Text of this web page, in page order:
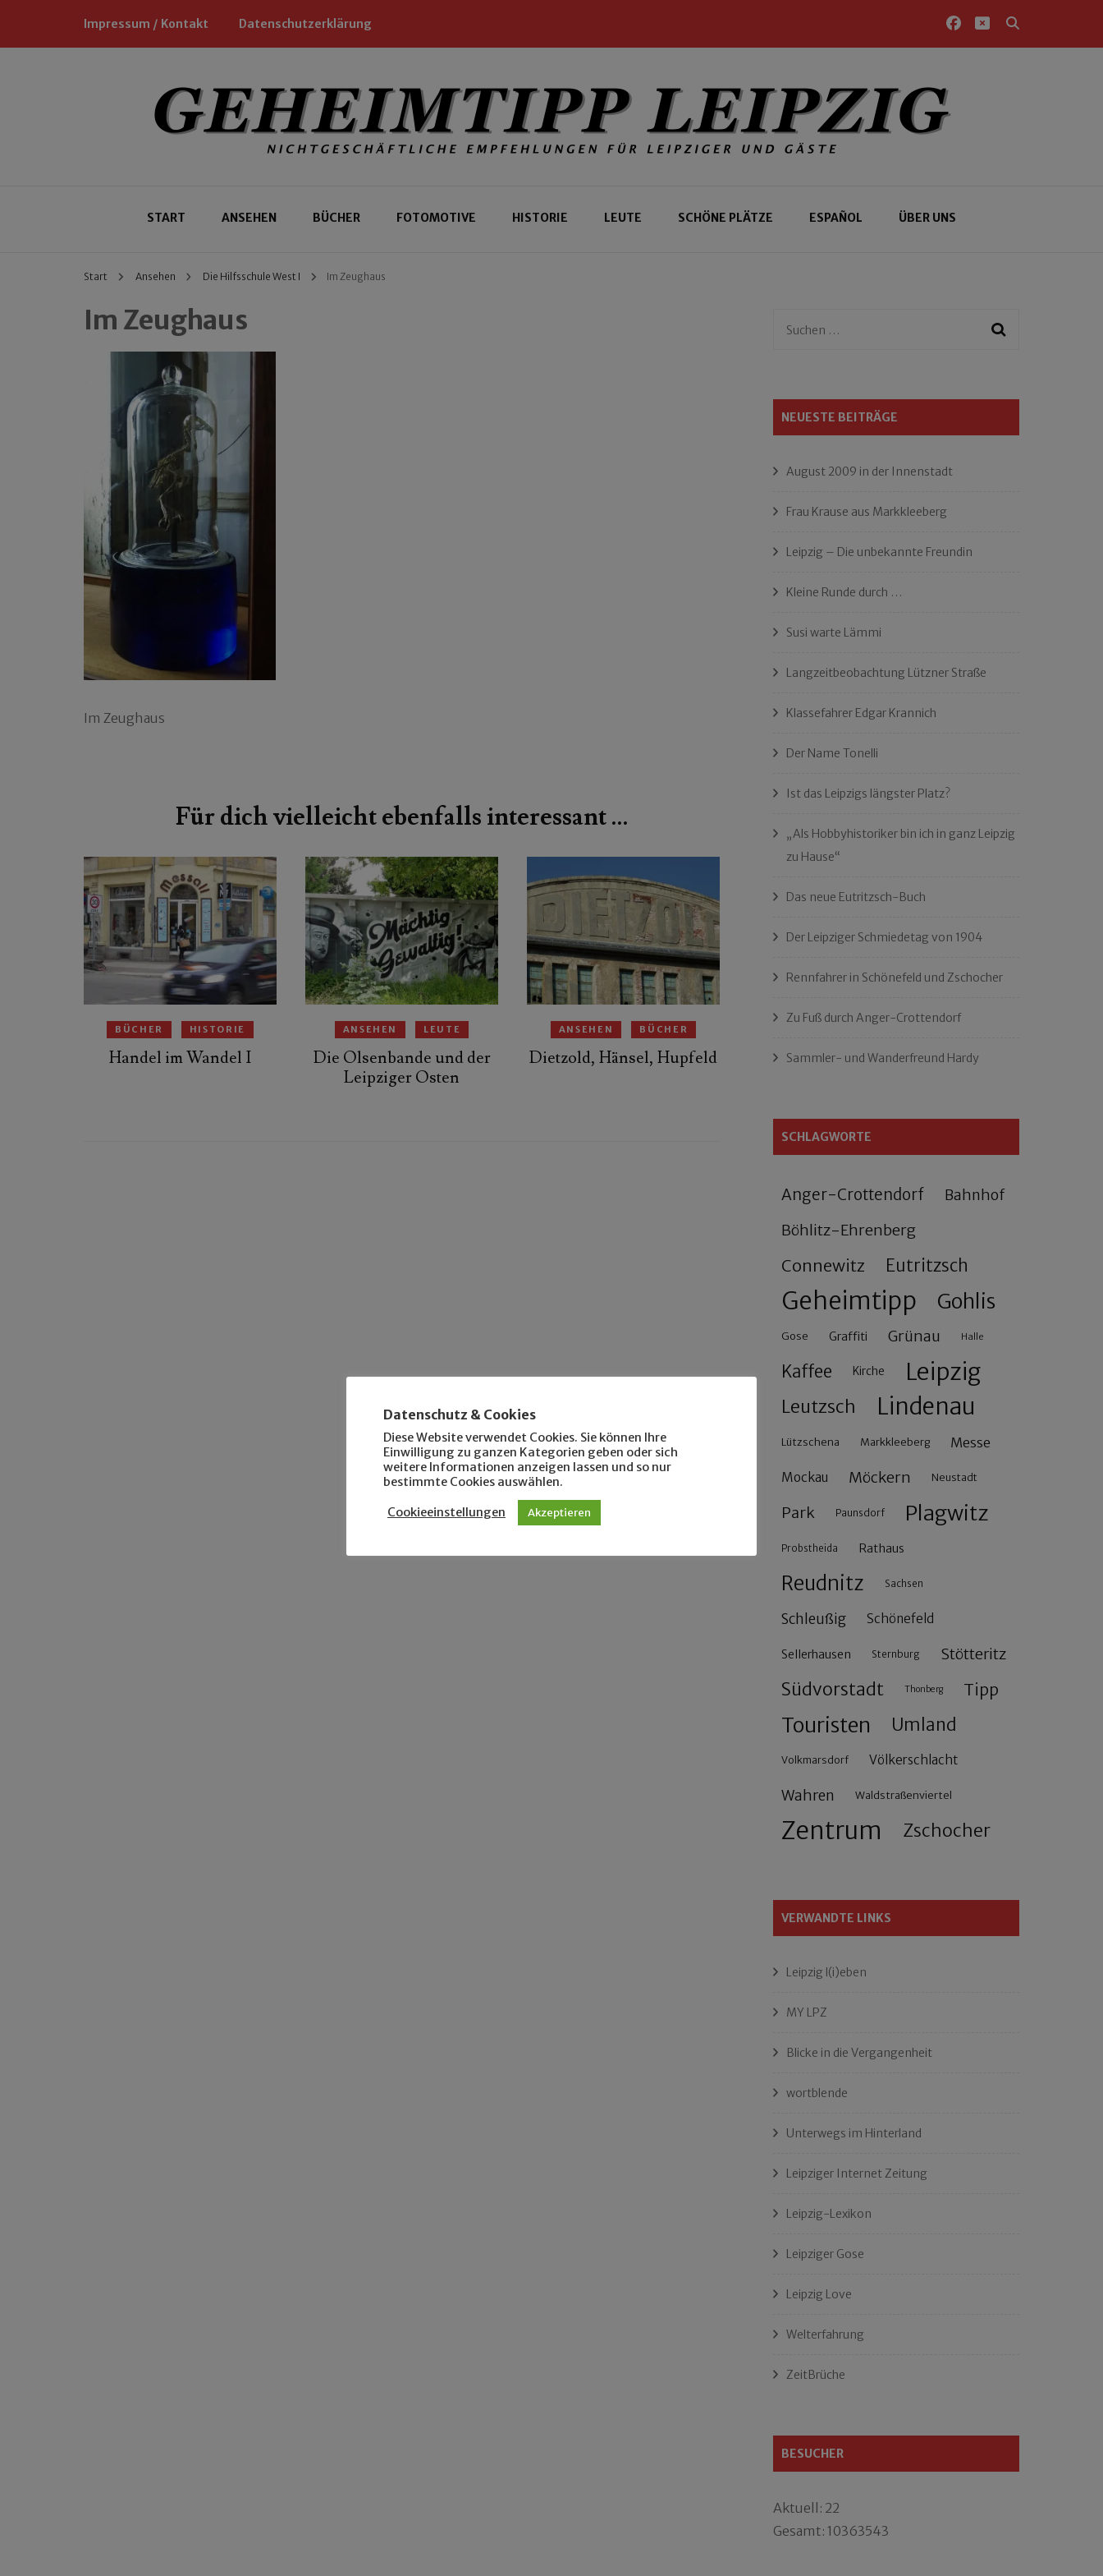
Impressum / Kontakt Datenschutzerklärung
Geheimtipp Leipzig
START ANSEHEN BÜCHER FOTOMOTIVE HISTORIE LEUTE SCHÖNE PLÄTZE ESPAÑOL ÜBER UNS
Start Ansehen Die Hilfsschule West I Im Zeughaus
Im Zeughaus
Im Zeughaus
Für dich vielleicht ebenfalls interessant …
BÜCHER HISTORIE
Handel im Wandel I
ANSEHEN LEUTE
Die Olsenbande und der
Leipziger Osten
ANSEHEN BÜCHER
Dietzold, Hänsel, Hupfeld
Suchen
NEUESTE BEITRÄGE
August 2009 in der Innenstadt
Frau Krause aus Markkleeberg
Leipzig – Die unbekannte Freundin
Kleine Runde durch …
Susi warte Lämmi
Langzeitbeobachtung Lützner Straße
Klassefahrer Edgar Krannich
Der Name Tonelli
Ist das Leipzigs längster Platz?
„Als Hobbyhistoriker bin ich in ganz Leipzig
zu Hause“
Das neue Eutritzsch-Buch
Der Leipziger Schmiedetag von 1904
Rennfahrer in Schönefeld und Zschocher
Zu Fuß durch Anger-Crottendorf
Sammler- und Wanderfreund Hardy
SCHLAGWORTE
Anger-Crottendorf Bahnhof
Böhlitz-Ehrenberg
Connewitz Eutritzsch
Geheimtipp Gohlis
Gose Graffiti Grünau Halle
Kaffee Kirche Leipzig
Leutzsch Lindenau
Lützschena Markkleeberg Messe
Mockau Möckern Neustadt
Park Paunsdorf Plagwitz
Probstheida Rathaus
Reudnitz Sachsen
Schleußig Schönefeld
Sellerhausen Sternburg Stötteritz
Südvorstadt Thonberg Tipp
Touristen Umland
Volkmarsdorf Völkerschlacht
Wahren Waldstraßenviertel
Zentrum Zschocher
VERWANDTE LINKS
Leipzig l(i)eben
MY LPZ
Blicke in die Vergangenheit
wortblende
Unterwegs im Hinterland
Leipziger Internet Zeitung
Leipzig-Lexikon
Leipziger Gose
Leipzig Love
Welterfahrung
ZeitBrüche
BESUCHER
Aktuell: 22
Gesamt: 10363543
Datenschutz & Cookies
Diese Website verwendet Cookies. Sie können Ihre
Einwilligung zu ganzen Kategorien geben oder sich
weitere Informationen anzeigen lassen und so nur
bestimmte Cookies auswählen.
Cookieeinstellungen Akzeptieren